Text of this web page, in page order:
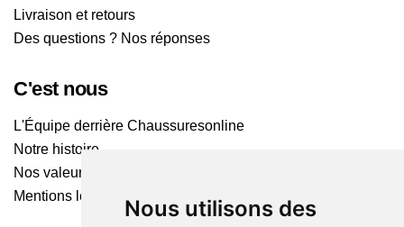
Nous utilisons des
Livraison et retours
Des questions ? Nos réponses
C'est nous
L'Équipe derrière Chaussuresonline
Notre histoire
Nos valeurs
Mentions légales